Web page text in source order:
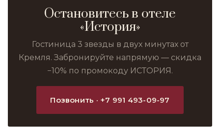
Остановитесь в отеле
«История»
Гостиница 3 звезды в двух минутах от
Кремля. Забронируйте напрямую — скидка
−10% по промокоду ИСТОРИЯ.
Позвонить · +7 991 493-09-97